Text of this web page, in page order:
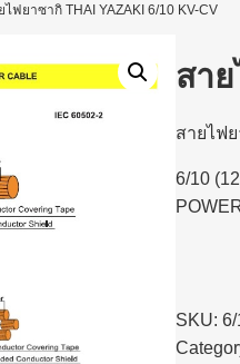
ไฟยาซากิ THAI YAZAKI 6/10 KV-CV
สา
สายไฟ
6/10
SKU: 6/